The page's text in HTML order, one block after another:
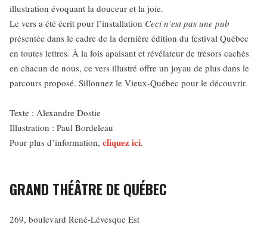
illustration évoquant la douceur et la joie.
Le vers a été écrit pour l’installation Ceci n’est pas une pub
présentée dans le cadre de la dernière édition du festival Québec
en toutes lettres. À la fois apaisant et révélateur de trésors cachés
en chacun de nous, ce vers illustré offre un joyau de plus dans le
parcours proposé. Sillonnez le Vieux-Québec pour le découvrir.
Texte : Alexandre Dostie
Illustration : Paul Bordeleau
Pour plus d’information, cliquez ici.
GRAND THÉÂTRE DE QUÉBEC
269, boulevard René-Lévesque Est